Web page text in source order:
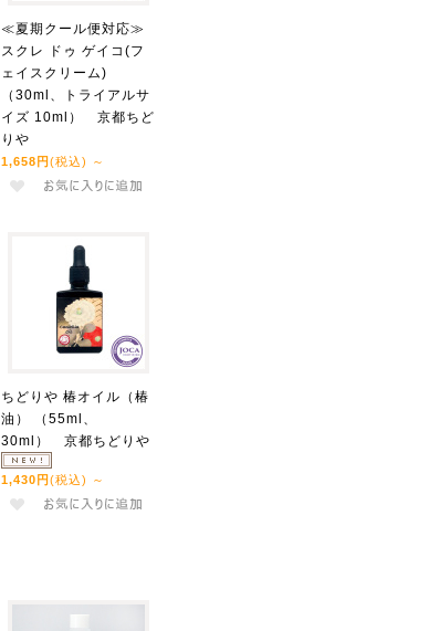
≪夏期クール便対応≫
スクレ ドゥ ゲイコ(フ
ェイスクリーム)
（30ml、トライアルサ
イズ 10ml） 京都ちど
りや
1,658円 (税込) ～
ちどりや 椿オイル（椿
油） （55ml、
30ml） 京都ちどりや
1,430円 (税込) ～